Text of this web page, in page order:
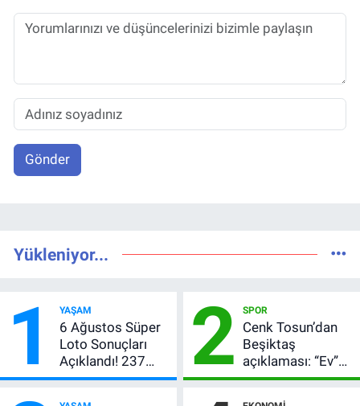
Gönder
Yükleniyor...
1 YAŞAM
6 Ağustos Süper
Loto Sonuçları
Açıklandı! 237
Milyon TL’lik
2 SPOR
Cenk Tosun’dan
Beşiktaş
açıklaması: “Ev”
dedi, asıl mesajı